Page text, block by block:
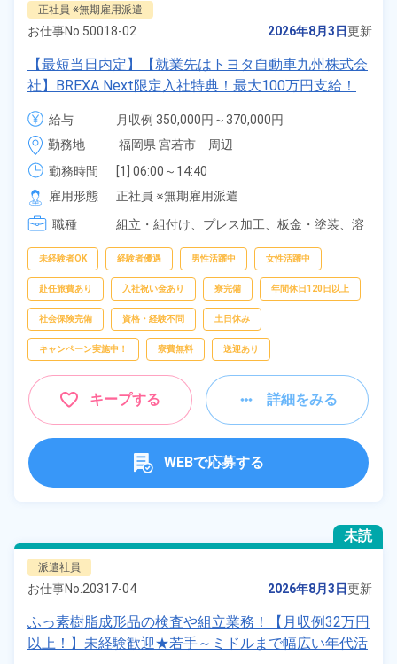
正社員 ※無期雇用派遣
期間従業員
こだわり 選択してください
タグ 選択してください
ド
自宅周辺の
お仕事
Geo API」(HeartRails Inc.)
正社員 ※無期雇用派遣
お仕事No. 50018-02 2026年8月3日更新
【最短当日内定】【就業先はトヨタ自動車九州株式会
社】BREXA Next限定入社特典！最大100万円支給！
寮費無料！昇給＆業績賞与あり！相当支給★大手自動
車メーカーで車の組立・溶接・塗装作業！未経験歓迎
♪昇給＆業績賞与など各種手当も充実！備品付き1R寮
完備♪カバン一つで赴任OK！20代～30代の男女活躍
中！格安食堂あり♪生活支援物資事前対応可◎《福岡
県宮若市》
給与
月収例 350,000円～370,000円
給与 255,000円～255,000円
勤務地
福岡県 宮若市　周辺
勤務時間
[1] 06:00～14:40
[2] 16:00～00:40
[3] 16:30～01:10
[4] 15:20～00:00
雇用形態
正社員 ※無期雇用派遣
職種
組立・組付け、 プレス加工、 板金・塗装、 溶
未経験者OK 経験者優遇 男性活躍中 女性活躍中
赴任旅費あり 入社祝い金あり 寮完備 年間休日120日以上
社会保険完備 資格・経験不問 土日休み
キャンペーン実施中！ 寮費無料 送迎あり
キープする 詳細をみる
WEBで応募する
未読
派遣社員
お仕事No. 20317-04 2026年8月3日更新
ふっ素樹脂成形品の検査や組立業務！【月収例32万円
以上！】未経験歓迎★若手～ミドルまで幅広い年代活